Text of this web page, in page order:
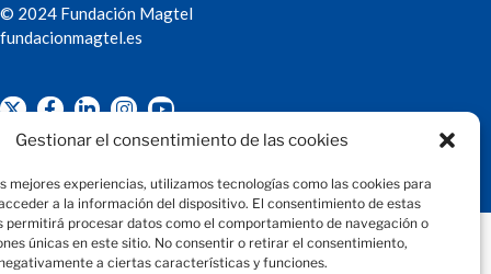
Gestionar el consentimiento de las cookies
mejores experiencias, utilizamos tecnologías como las cookies para
a la información del dispositivo. El consentimiento de estas
permitirá procesar datos como el comportamiento de navegación o
únicas en este sitio. No consentir o retirar el consentimiento,
a ciertas características y funciones.
© 2024 Fundación Magtel
fundacionmagtel.es